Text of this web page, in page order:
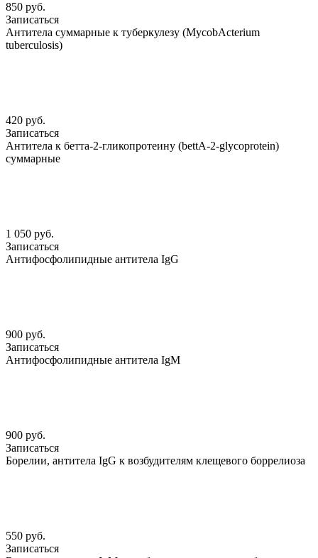
850 руб.
Записаться
Антитела суммарные к туберкулезу (MycobАcterium
tuberculosis)
420 руб.
Записаться
Антитела к бетта-2-гликопротеину (bettА-2-glycoprotein)
суммарные
1 050 руб.
Записаться
Антифосфолипидные антитела IgG
900 руб.
Записаться
Антифосфолипидные антитела IgM
900 руб.
Записаться
Борелии, антитела IgG к возбудителям клещевого боррелиоза
550 руб.
Записаться